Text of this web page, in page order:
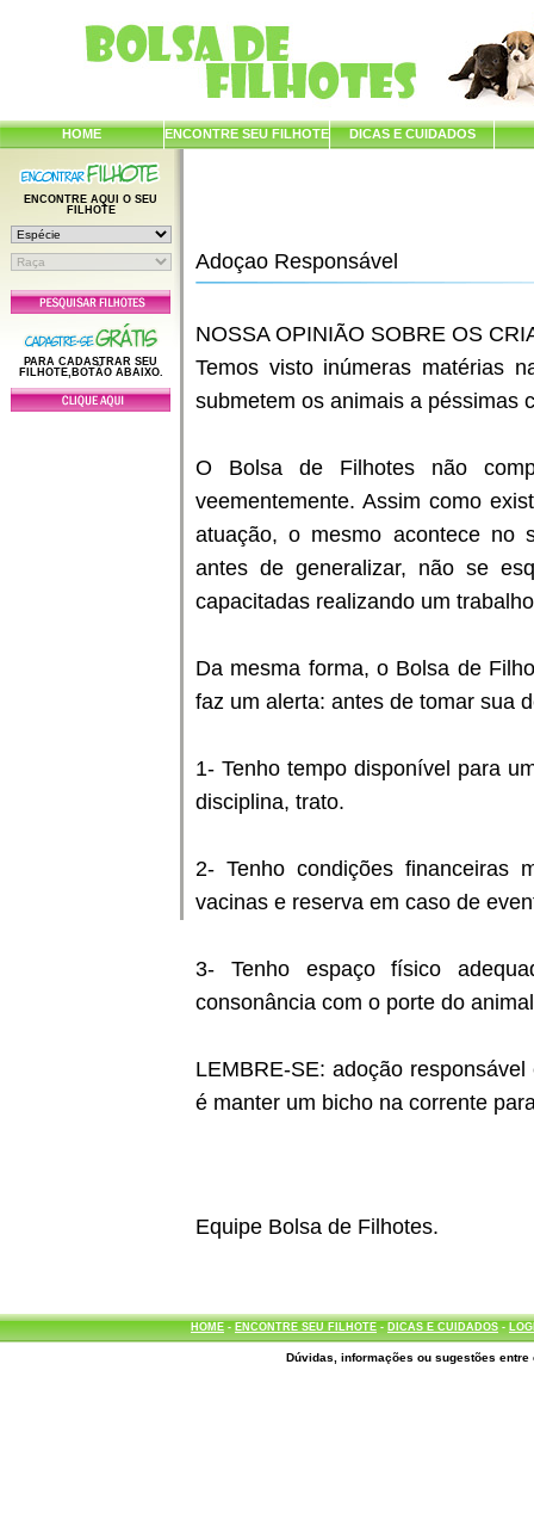
HOME ENCONTRE SEU FILHOTE DICAS E CUIDADOS
ENCONTRE AQUI O SEU
FILHOTE
PARA CADASTRAR SEU
FILHOTE,BOTÃO ABAIXO.
Adoçao Responsável
NOSSA OPINIÃO SOBRE OS
Temos visto inúmeras matérias
submetem os animais a péssimas
O Bolsa de Filhotes não
veementemente. Assim como
atuação, o mesmo acontece no
antes de generalizar, não se
capacitadas realizando um
Da mesma forma, o Bolsa de
faz um alerta: antes de tomar sua
1- Tenho tempo disponível para
disciplina, trato.
2- Tenho condições financeiras
vacinas e reserva em caso de
3- Tenho espaço físico
consonância com o porte do
LEMBRE-SE: adoção
é manter um bicho na corrente
Equipe Bolsa de Filhotes.
HOME- ENCONTRE SEU FILHOTE- DICAS E CUIDADOS-
Dúvidas, informações ou sugestões